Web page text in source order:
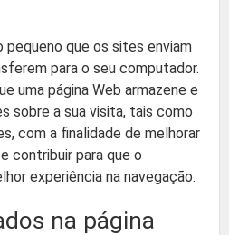
pequeno que os sites enviam
para o seu computador.
uma página Web armazene e
sobre a sua visita, tais como
com a finalidade de melhorar
contribuir para que o
experiência na navegação.
na página